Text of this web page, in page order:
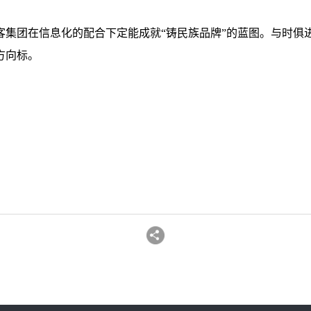
团在信息化的配合下定能成就“铸民族品牌”的蓝图。与时
标。